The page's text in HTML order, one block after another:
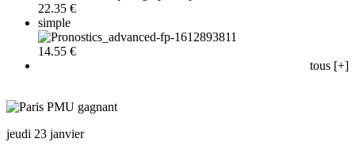
22.35 €
simple
14.55 €
tous [+]
jeudi 23 janvier